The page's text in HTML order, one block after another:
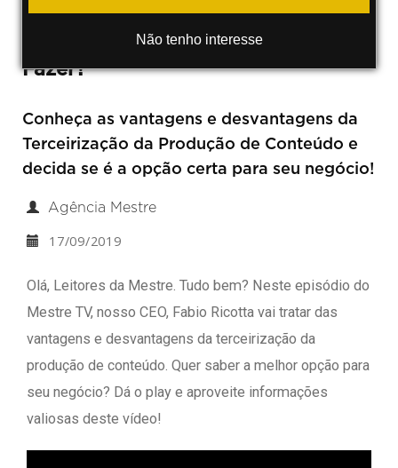
Não tenho interesse
Conteúdo — Devo ou Não Devo
Fazer?
Conheça as vantagens e desvantagens da
Terceirização da Produção de Conteúdo e
decida se é a opção certa para seu negócio!
Agência Mestre
17/09/2019
Olá, Leitores da Mestre. Tudo bem? Neste episódio do
Mestre TV, nosso CEO, Fabio Ricotta vai tratar das
vantagens e desvantagens da terceirização da
produção de conteúdo. Quer saber a melhor opção para
seu negócio? Dá o play e aproveite informações
valiosas deste vídeo!